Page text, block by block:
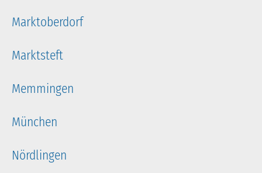
Marktoberdorf
Marktsteft
Memmingen
München
Nördlingen